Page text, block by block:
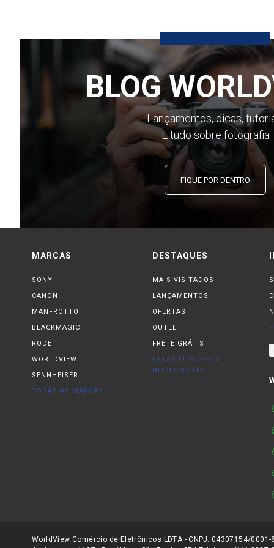
BLOG
Lançamentos, dicas,
E tudo sobre fotografia
FIQUE POR DENTRO
MARCAS
SONY
CANON
MANFROTTO
BLACKMAGIC
RODE
WORLDVIEW
SENNHEISER
TODAS AS MARCAS
DESTAQUES
MAIS VISITADOS
LANÇAMENTOS
OFERTAS
OUTLET
FRETE GRÁTIS
ESTABILIZADORES
INTELIGENTES
WorldView Comércio de Eletrônicos LDTA - CNPJ: 04307154/0001-